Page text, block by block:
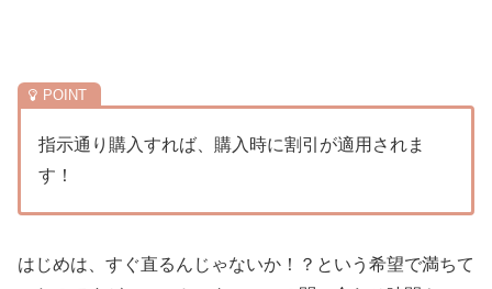
指示通り購入すれば、購入時に割引が適用されま
す！
はじめは、すぐ直るんじゃないか！？という希望で満ちて